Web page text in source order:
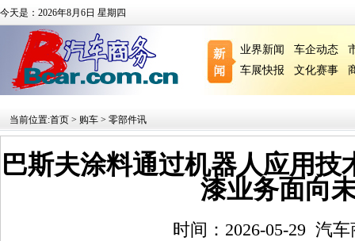
今天是：2026年8月6日 星期四
业界新闻 车企动态
车展快报
文化赛事
当前位置:首页 > 购车 > 零部件讯
巴斯夫涂料通过机器人应用技
漆业务面向
时间：2026-05-29 汽车